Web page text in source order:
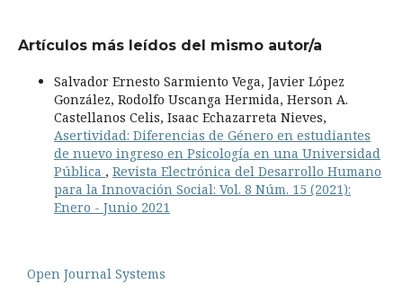
Artículos más leídos del mismo autor/a
Salvador Ernesto Sarmiento Vega, Javier López
González, Rodolfo Uscanga Hermida, Herson A.
Castellanos Celis, Isaac Echazarreta Nieves,
Asertividad: Diferencias de Género en estudiantes
de nuevo ingreso en Psicología en una Universidad
Pública , Revista Electrónica del Desarrollo Humano
para la Innovación Social: Vol. 8 Núm. 15 (2021):
Enero - Junio 2021
Open Journal Systems